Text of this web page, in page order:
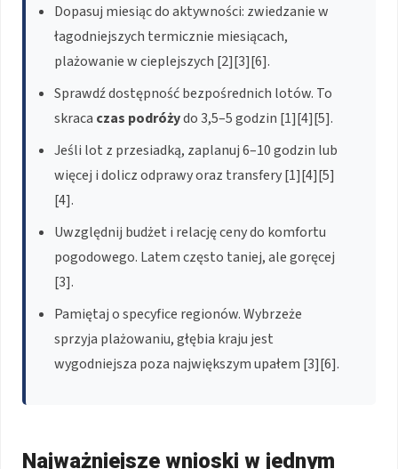
Dopasuj miesiąc do aktywności: zwiedzanie w
łagodniejszych termicznie miesiącach,
plażowanie w cieplejszych [2][3][6].
Sprawdź dostępność bezpośrednich lotów. To
skraca czas podróżydo 3,5–5 godzin [1][4][5].
Jeśli lot z przesiadką, zaplanuj 6–10 godzin lub
więcej i dolicz odprawy oraz transfery [1][4][5]
[4].
Uwzględnij budżet i relację ceny do komfortu
pogodowego. Latem często taniej, ale goręcej
[3].
Pamiętaj o specyfice regionów. Wybrzeże
sprzyja plażowaniu, głębia kraju jest
wygodniejsza poza największym upałem [3][6].
Najważniejsze wnioski w jednym